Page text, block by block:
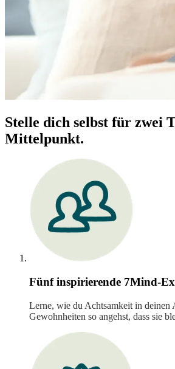
Stelle dich selbst für zwei
Mittelpunkt.
Fünf inspirierende 7Mind-
Lerne, wie du Achtsamkeit in deinen
Gewohnheiten so angehst, dass sie